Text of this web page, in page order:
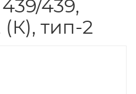
439,
тип-2